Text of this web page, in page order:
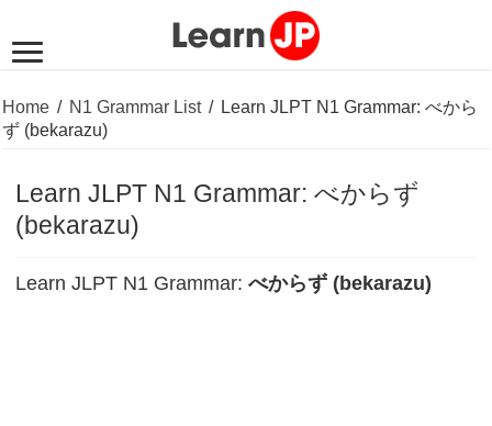
Home / N1 Grammar List / Learn JLPT N1 Grammar: べから
ず (bekarazu)
Learn JLPT N1 Grammar: べからず
(bekarazu)
Learn JLPT N1 Grammar:べからず (bekarazu)